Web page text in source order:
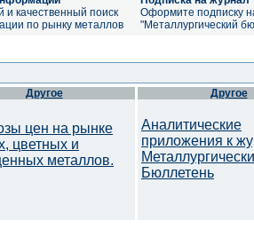
и качественный поиск
по рынку металлов
Оформите подписку
"Металлургический
Другое
цен на рынке
цветных и
металлов.
Другое
Аналитические
приложения к
Бюллетень